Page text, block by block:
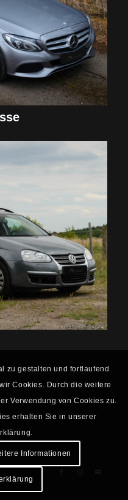
Seite 1 von 3
zu gestalten und fortlaufend
Cookies. Durch die weitere
Verwendung von Cookies zu.
erhalten Sie in unserer
Informationen